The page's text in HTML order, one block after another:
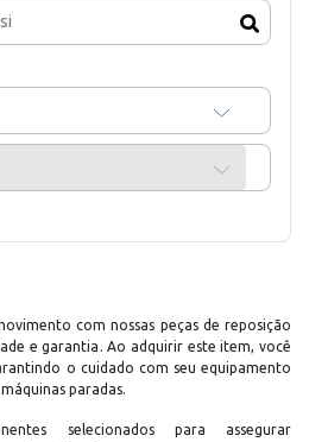
com nossas peças de reposição
e garantia. Ao adquirir este item, você
o cuidado com seu equipamento
paradas.
selecionados para assegurar